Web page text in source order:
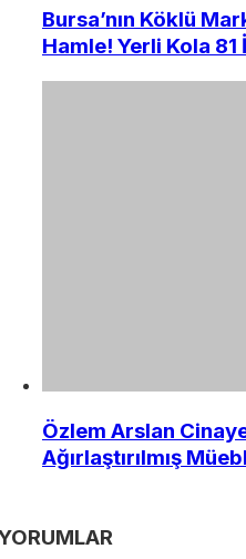
Bursa’nın Köklü
Hamle! Yerli Kola
Özlem Arslan
Ağırlaştırılmış